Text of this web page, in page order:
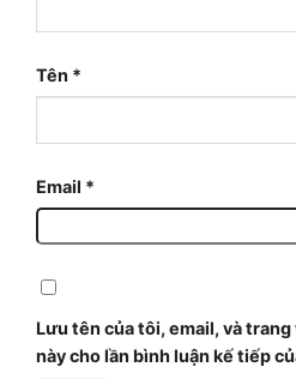
Tên *
Email *
Lưu tên của tôi, email, và
này cho lần bình luận kế tiếp